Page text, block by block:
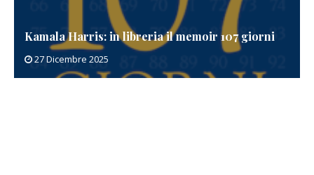
Kamala Harris: in libreria il memoir 107 giorni
27 Dicembre 2025